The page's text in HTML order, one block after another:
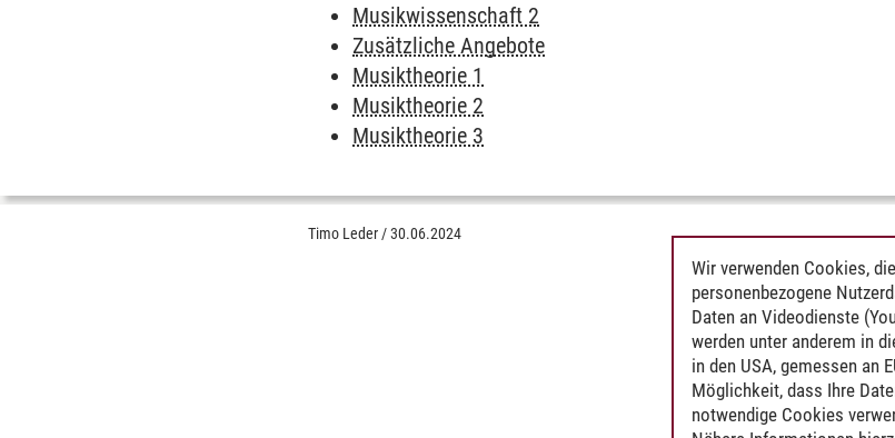
Musikwissenschaft 2
Zusätzliche Angebote
Musiktheorie 1
Musiktheorie 2
Musiktheorie 3
Timo Leder /30.06.2024
Wir verwenden Cookies,
personenbezogene
Daten an Videodienste
werden unter anderem in
in den USA, gemessen an
Möglichkeit, dass Ihre
notwendige Cookies